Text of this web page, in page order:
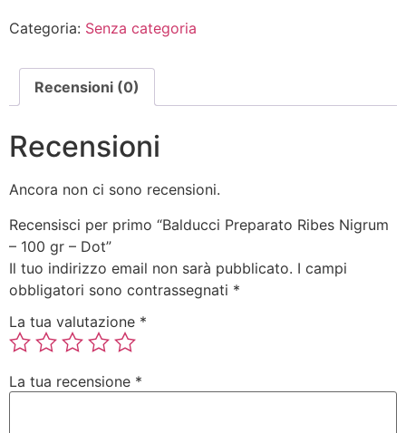
Categoria: Senza categoria
Recensioni (0)
Recensioni
Ancora non ci sono recensioni.
Recensisci per primo “Balducci Preparato Ribes Nigrum
– 100 gr – Dot”
Il tuo indirizzo email non sarà pubblicato. I campi
obbligatori sono contrassegnati *
La tua valutazione *
La tua recensione *